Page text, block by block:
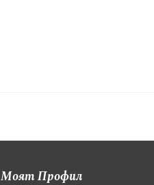
Моят Профил